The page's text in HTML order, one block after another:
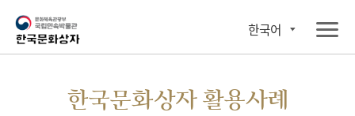
한국어
한국문화상자 활용사례